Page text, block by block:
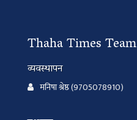
Thaha Times Team
व्यवस्थापन
मनिषा श्रेष्ठ (9705078910)